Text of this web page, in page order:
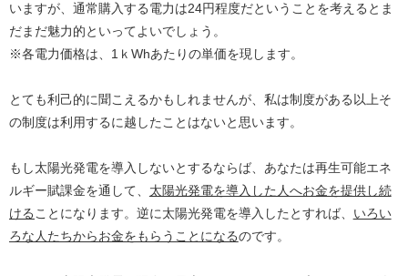
いますが、通常購入する電力は24円程度だということを考えるとま
だまだ魅力的といってよいでしょう。
※各電力価格は、1ｋWhあたりの単価を現します。
とても利己的に聞こえるかもしれませんが、私は制度がある以上そ
の制度は利用するに越したことはないと思います。
もし太陽光発電を導入しないとするならば、あなたは再生可能エネ
ルギー賦課金を通して、 太陽光発電を導入した人へお金を提供し続
ける ことになります。逆に太陽光発電を導入したとすれば、 いろい
ろな人たちからお金をもらうことになるのです。